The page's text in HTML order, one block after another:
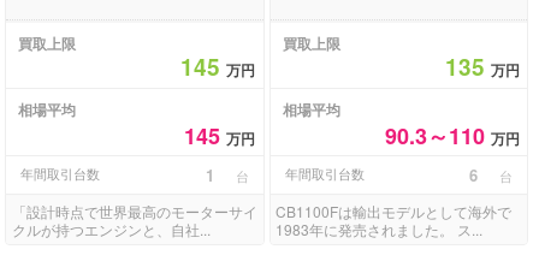
買取上限
145万円
相場平均
145万円
年間取引台数 1 台
「設計時点で世界最高のモーターサイ
クルが持つエンジンと、自社...
買取上限
135 万円
相場平均
90.3～110 万円
年間取引台数 6 台
CB1100Fは輸出モデルとして海外で
1983年に発売されました。 ス...